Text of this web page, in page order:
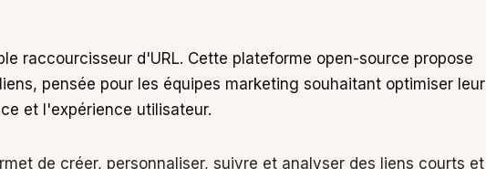
raccourcisseur d'URL. Cette plateforme open-source propose
pensée pour les équipes marketing souhaitant optimiser leur
et l'expérience utilisateur.
de créer, personnaliser, suivre et analyser des liens courts et